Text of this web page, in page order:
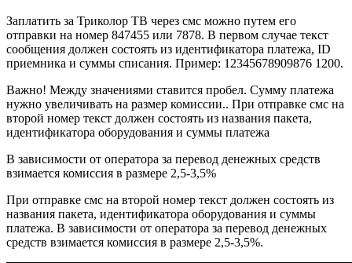
Заплатить за Триколор ТВ через смс можно путем его
отправки на номер 847455 или 7878. В первом случае текст
сообщения должен состоять из идентификатора платежа, ID
приемника и суммы списания. Пример: 12345678909876 1200.
Важно! Между значениями ставится пробел. Сумму платежа
нужно увеличивать на размер комиссии.. При отправке смс на
второй номер текст должен состоять из названия пакета,
идентификатора оборудования и суммы платежа
В зависимости от оператора за перевод денежных средств
взимается комиссия в размере 2,5-3,5%
При отправке смс на второй номер текст должен состоять из
названия пакета, идентификатора оборудования и суммы
платежа. В зависимости от оператора за перевод денежных
средств взимается комиссия в размере 2,5-3,5%.